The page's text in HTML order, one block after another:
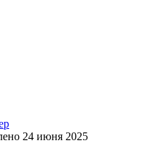
24 июня 2025